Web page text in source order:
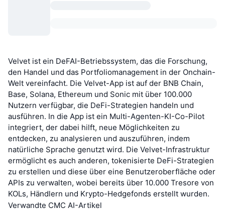
Velvet ist ein DeFAI-Betriebssystem, das die Forschung,
den Handel und das Portfoliomanagement in der Onchain-
Welt vereinfacht. Die Velvet-App ist auf der BNB Chain,
Base, Solana, Ethereum und Sonic mit über 100.000
Nutzern verfügbar, die DeFi-Strategien handeln und
ausführen. In die App ist ein Multi-Agenten-KI-Co-Pilot
integriert, der dabei hilft, neue Möglichkeiten zu
entdecken, zu analysieren und auszuführen, indem
natürliche Sprache genutzt wird. Die Velvet-Infrastruktur
ermöglicht es auch anderen, tokenisierte DeFi-Strategien
zu erstellen und diese über eine Benutzeroberfläche oder
APIs zu verwalten, wobei bereits über 10.000 Tresore von
KOLs, Händlern und Krypto-Hedgefonds erstellt wurden.
Verwandte CMC AI-Artikel